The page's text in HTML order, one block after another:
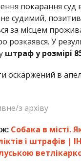
покарання
судимий,
за місцем
розкаявся. У
штраф у розмірі
оскаржений в
з архіву
Собака в місті.
і штрафів |